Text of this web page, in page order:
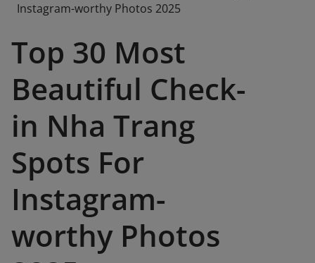
Instagram-worthy Photos 2025
Top 30 Most
Beautiful Check-
in Nha Trang
Spots For
Instagram-
worthy Photos